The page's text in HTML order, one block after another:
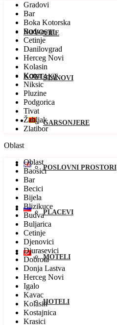
VILE
STANOVI
GARSONJERE
POSLOVNI PROSTORI
PLACEVI
MOTELI
HOTELI
NOVOSTI
KONTAKT
Gradovi
Bar
Boka Kotorska
Budva
Cetinje
Danilovgrad
Herceg Novi
Kolasin
Kotor
Niksic
Pluzine
Podgorica
Tivat
Žabljak
Zlatibor
Oblast
Oblast
Baosici
Bar
Becici
Bijela
Blizikuce
Budva
Buljarica
Cetinje
Djenovici
Djurasevici
Dobrota
Donja Lastva
Herceg Novi
Igalo
Kavac
Kolasin
Kostajnica
Krasici